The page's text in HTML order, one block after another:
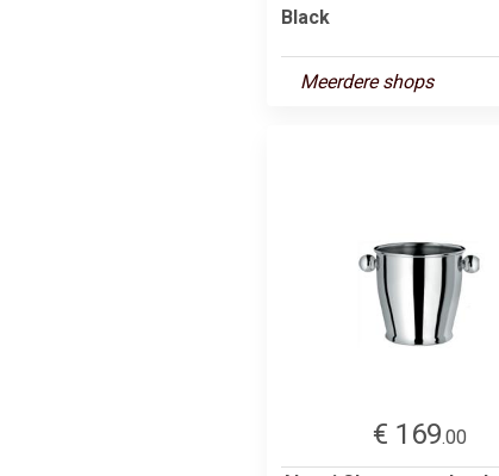
Black
Meerdere shops
€ 169.00